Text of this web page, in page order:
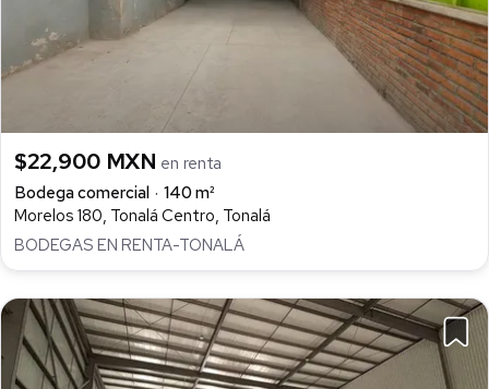
$22,900 MXN en renta
Bodega comercial
140 m²
Morelos 180, Tonalá Centro, Tonalá
BODEGAS EN RENTA-TONALÁ